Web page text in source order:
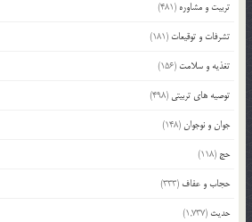
تربیت و مشاوره (481)
تشرفات و توقیعات (181)
تغذیه و سلامت (156)
توصیه های تربیتی (498)
جوان و نوجوان (148)
حج (118)
حجاب و عفاف (333)
حدیث (1,737)